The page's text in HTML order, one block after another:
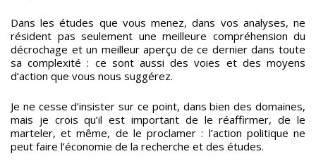
Dans les études que vous menez, dans vos analyses, ne
résident pas seulement une meilleure compréhension du
décrochage et un meilleur aperçu de ce dernier dans toute
sa complexité : ce sont aussi des voies et des moyens
d’action que vous nous suggérez.
Je ne cesse d’insister sur ce point, dans bien des domaines,
mais je crois qu’il est important de le réaffirmer, de le
marteler, et même, de le proclamer : l’action politique ne
peut faire l’économie de la recherche et des études.